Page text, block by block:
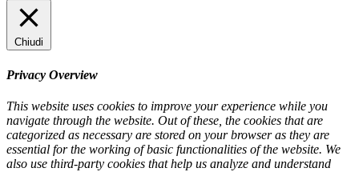
Chiudi
Privacy Overview
This website uses cookies to improve your experience while you
navigate through the website. Out of these, the cookies that are
categorized as necessary are stored on your browser as they are
essential for the working of basic functionalities of the website. We
also use third-party cookies that help us analyze and understand